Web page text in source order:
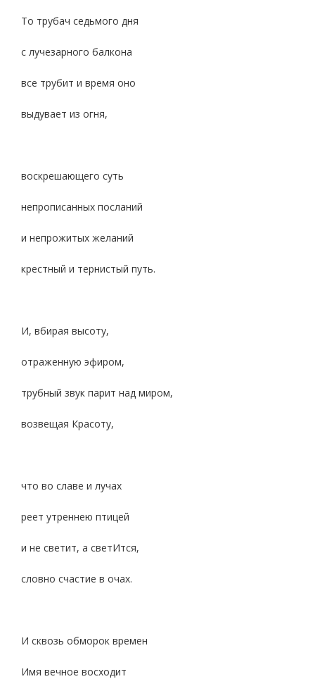
То трубач седьмого дня
с лучезарного балкона
все трубит и время оно
выдувает из огня,
воскрешающего суть
непрописанных посланий
и непрожитых желаний
крестный и тернистый путь.
И, вбирая высоту,
отраженную эфиром,
трубный звук парит над миром,
возвещая Красоту,
что во славе и лучах
реет утреннею птицей
и не светит, а светИтся,
словно счастие в очах.
И сквозь обморок времен
Имя вечное восходит